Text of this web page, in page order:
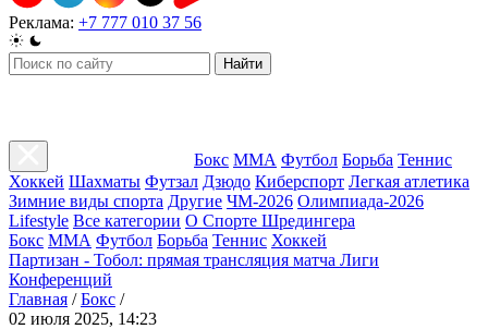
Реклама: +7 777 010 37 56
Найти
Бокс ММА Футбол Борьба Теннис
Хоккей Шахматы Футзал Дзюдо Киберспорт Легкая атлетика
Зимние виды спорта Другие ЧМ-2026 Олимпиада-2026
Lifestyle Все категории О Спорте Шредингера
Бокс ММА Футбол Борьба Теннис Хоккей
Партизан - Тобол: прямая трансляция матча Лиги
Конференций
Главная / Бокс /
02 июля 2025, 14:23